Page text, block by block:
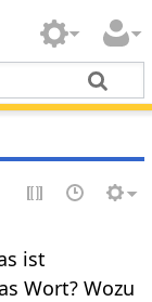
ist
Wort? Wozu